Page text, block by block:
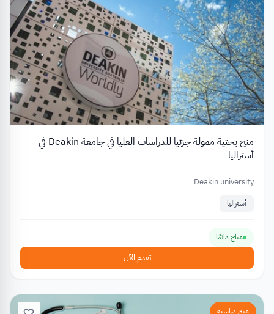
منح بحثية ممولة جزئيا للدراسات العليا في جامعة Deakin في
أستراليا
Deakin university
أستراليا
متاح دائمًا
تقدم الآن
منح دراسية